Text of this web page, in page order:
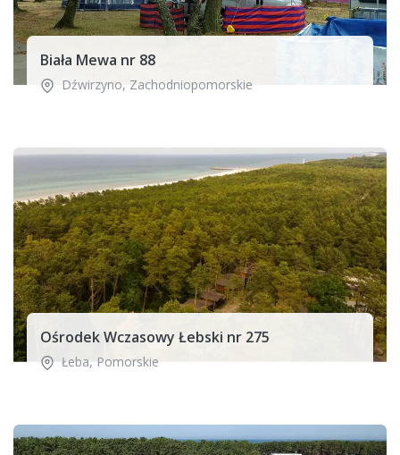
Biała Mewa nr 88
Dźwirzyno, Zachodniopomorskie
Ośrodek Wczasowy Łebski nr 275
Łeba,Pomorskie